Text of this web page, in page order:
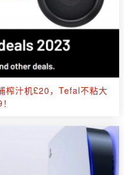
榨汁机£20，Tefal不粘大